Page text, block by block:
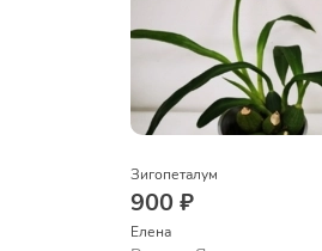
Зигопеталум
900 ₽
Елена